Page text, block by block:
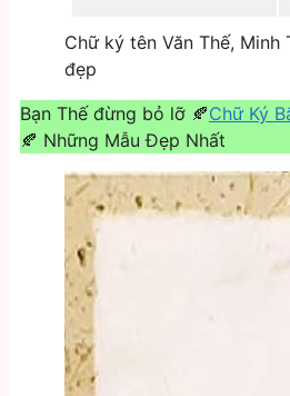
Chữ ký tên Văn Thế, Minh
đẹp
Bạn Thế đừng bỏ lỡ 🍂Chữ Ký
🍂 Những Mẫu Đẹp Nhất